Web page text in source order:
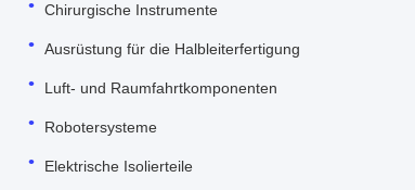
Chirurgische Instrumente
Ausrüstung für die Halbleiterfertigung
Luft- und Raumfahrtkomponenten
Robotersysteme
Elektrische Isolierteile